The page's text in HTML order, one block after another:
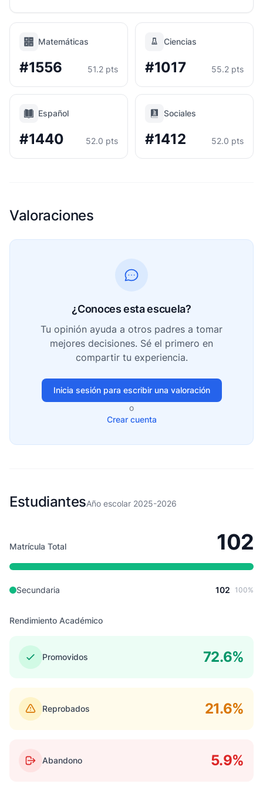
Matemáticas
#1556 51.2 pts
Ciencias
#1017 55.2 pts
Español
#1440 52.0 pts
Sociales
#1412 52.0 pts
Valoraciones
¿Conoces esta escuela?
Tu opinión ayuda a otros padres a tomar
mejores decisiones. Sé el primero en
compartir tu experiencia.
Inicia sesión para escribir una valoración
o
Crear cuenta
EstudiantesAño escolar 2025-2026
Matrícula Total 102
Secundaria 102 100%
Rendimiento Académico
Promovidos 72.6%
Reprobados 21.6%
Abandono 5.9%